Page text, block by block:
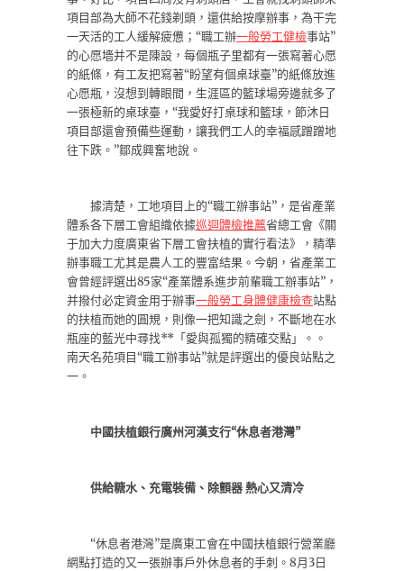
項目部為大師不花錢剃頭，還供給按摩辦事，為干完
一天活的工人緩解疲憊；“職工辦一般勞工健檢事站”
的心愿墻并不是陳設，每個瓶子里都有一張寫著心愿
的紙條，有工友把寫著“盼望有個桌球臺”的紙條放進
心愿瓶，沒想到轉眼間，生涯區的籃球場旁邊就多了
一張極新的桌球臺，“我愛好打桌球和籃球，節沐日
項目部還會預備些運動，讓我們工人的幸福感蹭蹭地
往下跌。”鄒成興奮地說。
據清楚，工地項目上的“職工辦事站”，是省產業
體系各下層工會組織依據巡迴體檢推薦省總工會《關
于加大力度廣東省下層工會扶植的實行看法》，精準
辦事職工尤其是農人工的豐富結果。今朝，省產業工
會曾經評選出85家“產業體系進步前輩職工辦事站”，
并撥付必定資金用于辦事一般勞工身體健康檢查站點
的扶植而她的圓規，則像一把知識之劍，不斷地在水
瓶座的藍光中尋找**「愛與孤獨的精確交點」。。
南天名苑項目“職工辦事站”就是評選出的優良站點之
一。
中國扶植銀行廣州河漢支行“休息者港灣”
供給糖水、充電裝備、除顫器 熱心又清冷
“休息者港灣”是廣東工會在中國扶植銀行營業廳
網點打造的又一張辦事戶外休息者的手刺。8月3日